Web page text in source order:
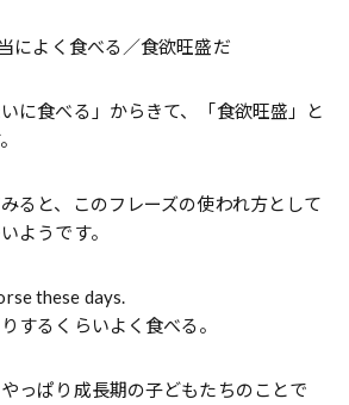
によく食べる／食欲旺盛だ
に食べる」からきて、「食欲旺盛」と
ると、このフレーズの使われ方として
ようです。
these days.
するくらいよく食べる。
っぱり成長期の子どもたちのことで